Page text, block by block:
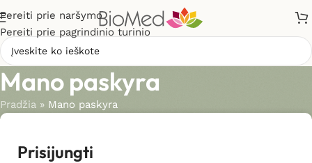
Pereiti prie naršymo
Pereiti prie pagrindinio turinio
Mano paskyra
Pradžia » Mano paskyra
Prisijungti